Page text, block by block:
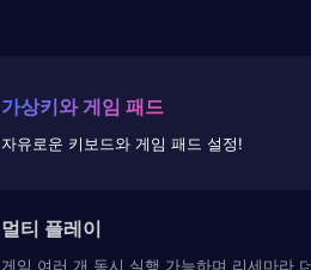
가상키와 게임 패드
자유로운 키보드와 게임 패드 설정!
멀티 플레이
게임 여러 개 동시 실행 가능하며 리세마라